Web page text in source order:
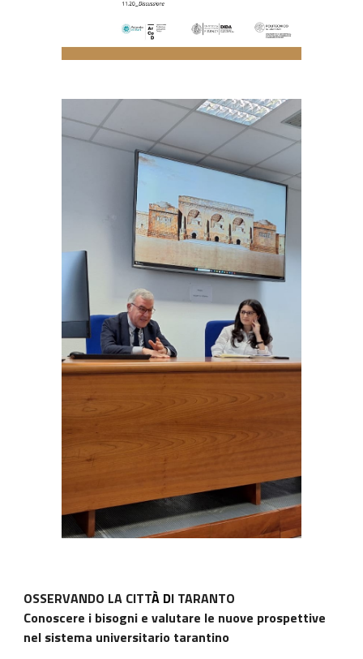
OSSERVANDO LA CITTÀ DI TARANTO
Conoscere i bisogni e valutare le nuove prospettive
nel sistema universitario tarantino